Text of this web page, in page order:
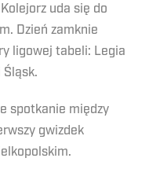
uda się do
Dzień zamknie
ligowej tabeli: Legia
spotkanie między
gwizdek